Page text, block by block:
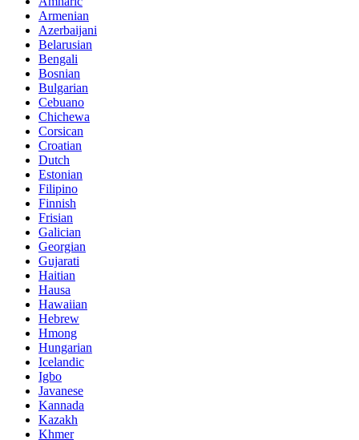
Armenian
Azerbaijani
Belarusian
Bengali
Bosnian
Bulgarian
Cebuano
Chichewa
Corsican
Croatian
Dutch
Estonian
Filipino
Finnish
Frisian
Galician
Georgian
Gujarati
Haitian
Hausa
Hawaiian
Hebrew
Hmong
Hungarian
Icelandic
Igbo
Javanese
Kannada
Kazakh
Khmer